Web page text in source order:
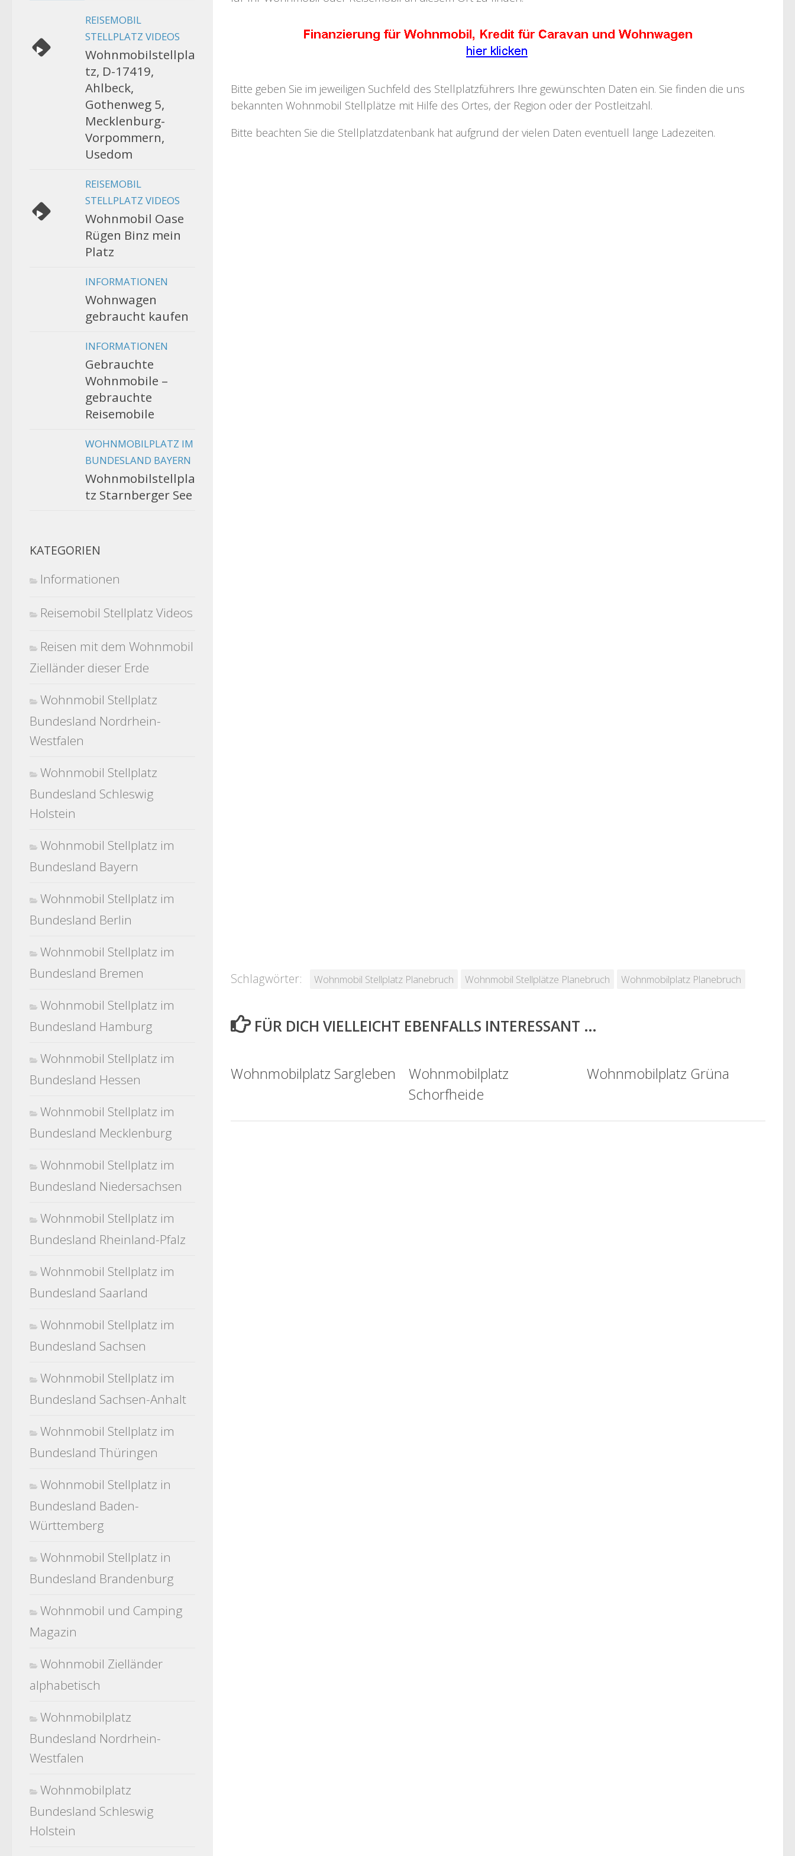
Bitte geben Sie im jeweiligen Suchfeld des Stellplatzführers Ihre gewünschten Daten ein. Sie finden die uns
bekannten Wohnmobil Stellplätze mit Hilfe des Ortes, der Region oder der Postleitzahl.
Bitte beachten Sie die Stellplatzdatenbank hat aufgrund der vielen Daten eventuell lange Ladezeiten.
Schlagwörter: Wohnmobil Stellplatz Planebruch Wohnmobil Stellplätze Planebruch Wohnmobilplatz Planebruch
FÜR DICH VIELLEICHT EBENFALLS INTERESSANT …
Wohnmobilplatz Sargleben
Wohnmobilplatz
Schorfheide
Wohnmobilplatz Grüna
REISEMOBIL
STELLPLATZ VIDEOS
Wohnmobilstellpla
tz, D-17419,
Ahlbeck,
Gothenweg 5,
Mecklenburg-
Vorpommern,
Usedom
REISEMOBIL
STELLPLATZ VIDEOS
Wohnmobil Oase
Rügen Binz mein
Platz
INFORMATIONEN
Wohnwagen
gebraucht kaufen
INFORMATIONEN
Gebrauchte
Wohnmobile –
gebrauchte
Reisemobile
WOHNMOBILPLATZ IM
BUNDESLAND BAYERN
Wohnmobilstellpla
tz Starnberger See
KATEGORIEN
Informationen
Reisemobil Stellplatz Videos
Reisen mit dem Wohnmobil
Zielländer dieser Erde
Wohnmobil Stellplatz
Bundesland Nordrhein-
Westfalen
Wohnmobil Stellplatz
Bundesland Schleswig
Holstein
Wohnmobil Stellplatz im
Bundesland Bayern
Wohnmobil Stellplatz im
Bundesland Berlin
Wohnmobil Stellplatz im
Bundesland Bremen
Wohnmobil Stellplatz im
Bundesland Hamburg
Wohnmobil Stellplatz im
Bundesland Hessen
Wohnmobil Stellplatz im
Bundesland Mecklenburg
Wohnmobil Stellplatz im
Bundesland Niedersachsen
Wohnmobil Stellplatz im
Bundesland Rheinland-Pfalz
Wohnmobil Stellplatz im
Bundesland Saarland
Wohnmobil Stellplatz im
Bundesland Sachsen
Wohnmobil Stellplatz im
Bundesland Sachsen-Anhalt
Wohnmobil Stellplatz im
Bundesland Thüringen
Wohnmobil Stellplatz in
Bundesland Baden-
Württemberg
Wohnmobil Stellplatz in
Bundesland Brandenburg
Wohnmobil und Camping
Magazin
Wohnmobil Zielländer
alphabetisch
Wohnmobilplatz
Bundesland Nordrhein-
Westfalen
Wohnmobilplatz
Bundesland Schleswig
Holstein